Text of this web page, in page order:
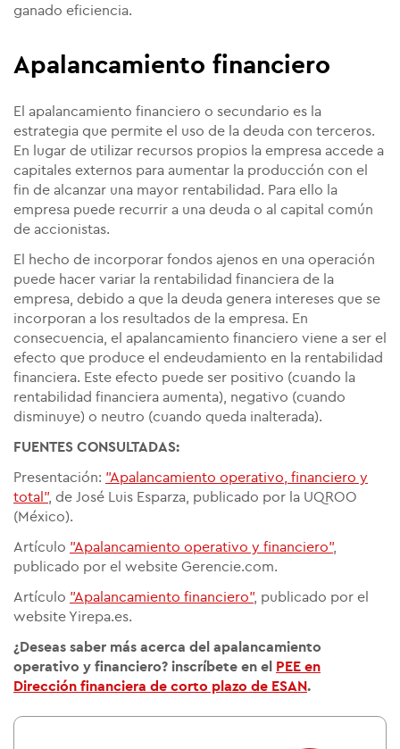
ganado eficiencia.
Apalancamiento financiero
El apalancamiento financiero o secundario es la
estrategia que permite el uso de la deuda con terceros.
En lugar de utilizar recursos propios la empresa accede a
capitales externos para aumentar la producción con el
fin de alcanzar una mayor rentabilidad. Para ello la
empresa puede recurrir a una deuda o al capital común
de accionistas.
El hecho de incorporar fondos ajenos en una operación
puede hacer variar la rentabilidad financiera de la
empresa, debido a que la deuda genera intereses que se
incorporan a los resultados de la empresa. En
consecuencia, el apalancamiento financiero viene a ser el
efecto que produce el endeudamiento en la rentabilidad
financiera. Este efecto puede ser positivo (cuando la
rentabilidad financiera aumenta), negativo (cuando
disminuye) o neutro (cuando queda inalterada).
FUENTES CONSULTADAS:
Presentación: "Apalancamiento operativo, financiero y
total", de José Luis Esparza, publicado por la UQROO
(México).
Artículo "Apalancamiento operativo y financiero",
publicado por el website Gerencie.com.
Artículo "Apalancamiento financiero", publicado por el
website Yirepa.es.
¿Deseas saber más acerca del apalancamiento
operativo y financiero? inscríbete en el
PEE en
Dirección financiera de corto plazo de ESAN.